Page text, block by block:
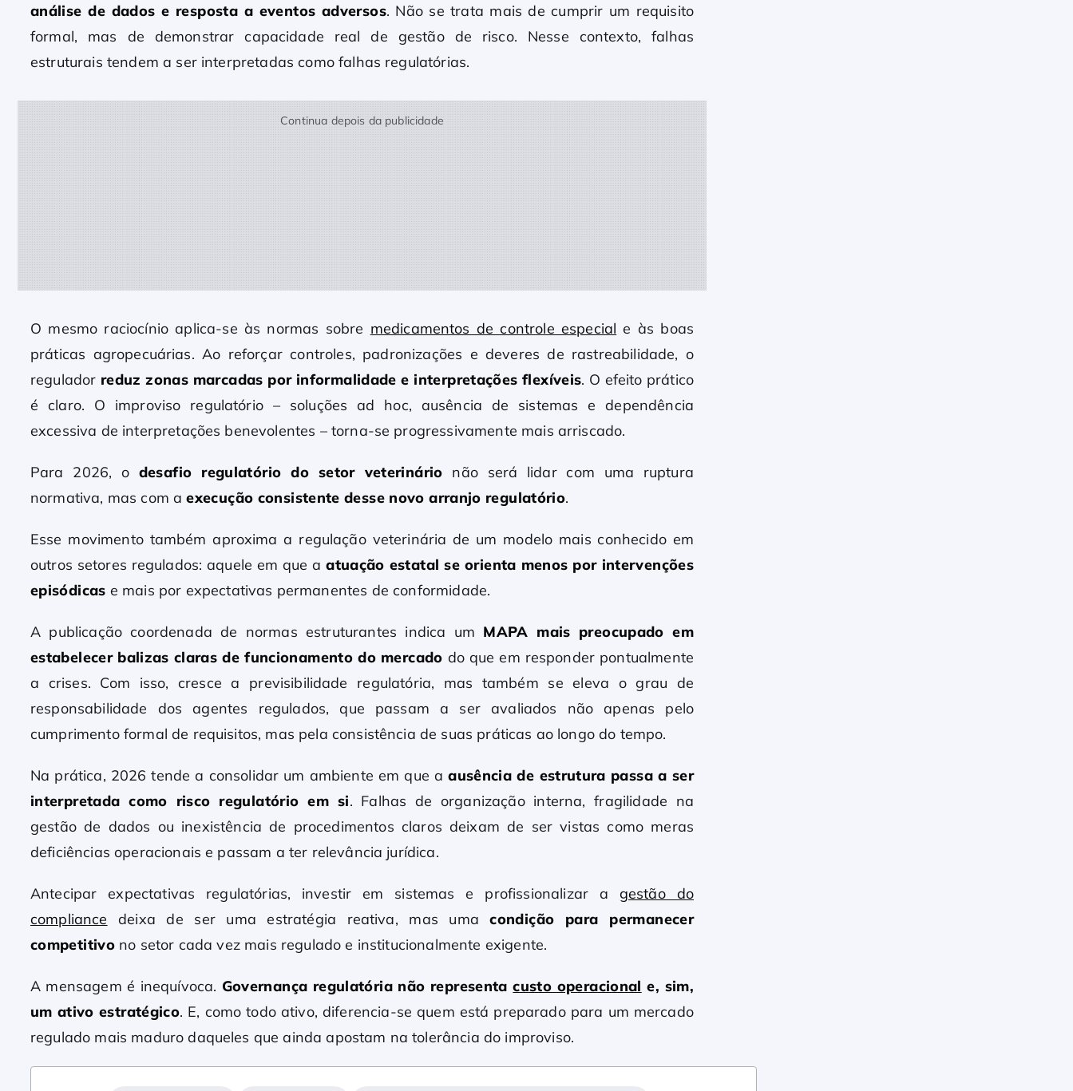
análise de dados e resposta a eventos adversos. Não se trata mais de cumprir um requisito
formal, mas de demonstrar capacidade real de gestão de risco. Nesse contexto, falhas
estruturais tendem a ser interpretadas como falhas regulatórias.
Continua depois da publicidade
O mesmo raciocínio aplica-se às normas sobre medicamentos de controle especial e às boas
práticas agropecuárias. Ao reforçar controles, padronizações e deveres de rastreabilidade, o
regulador reduz zonas marcadas por informalidade e interpretações flexíveis. O efeito prático
é claro. O improviso regulatório – soluções ad hoc, ausência de sistemas e dependência
excessiva de interpretações benevolentes – torna-se progressivamente mais arriscado.
Para 2026, o desafio regulatório do setor veterinário não será lidar com uma ruptura
normativa, mas com aexecução consistente desse novo arranjo regulatório.
Esse movimento também aproxima a regulação veterinária de um modelo mais conhecido em
outros setores regulados: aquele em que aatuação estatal se orienta menos por intervenções
episódicas e mais por expectativas permanentes de conformidade.
A publicação coordenada de normas estruturantes indica um MAPA mais preocupado em
estabelecer balizas claras de funcionamento do mercado do que em responder pontualmente
a crises. Com isso, cresce a previsibilidade regulatória, mas também se eleva o grau de
responsabilidade dos agentes regulados, que passam a ser avaliados não apenas pelo
cumprimento formal de requisitos, mas pela consistência de suas práticas ao longo do tempo.
Na prática, 2026 tende a consolidar um ambiente em que aausência de estrutura passa a ser
interpretada como risco regulatório em si. Falhas de organização interna, fragilidade na
gestão de dados ou inexistência de procedimentos claros deixam de ser vistas como meras
deficiências operacionais e passam a ter relevância jurídica.
Antecipar expectativas regulatórias, investir em sistemas e profissionalizar a gestão do
compliance deixa de ser uma estratégia reativa, mas umacondição para permanecer
competitivo no setor cada vez mais regulado e institucionalmente exigente.
A mensagem é inequívoca. Governança regulatória não representacusto operacional e, sim,
um ativo estratégico. E, como todo ativo, diferencia-se quem está preparado para um mercado
regulado mais maduro daqueles que ainda apostam na tolerância do improviso.